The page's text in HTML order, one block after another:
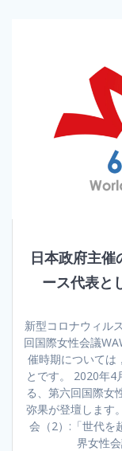
日本政府主
ース代表と
新型コロナウィル
回国際女性会議
催時期については
とです。 2020年4
る、第六回国際女
弥果が登壇します
会（2）:「世代
界女性